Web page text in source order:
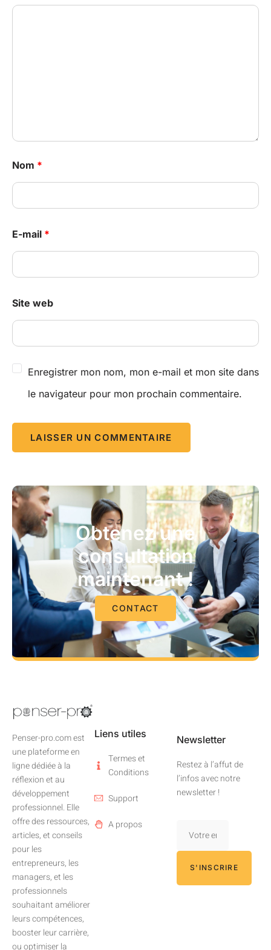
Nom *
E-mail *
Site web
Enregistrer mon nom, mon e-mail et mon site dans
le navigateur pour mon prochain commentaire.
Obtenez une
consultation
maintenant !
CONTACT
Penser-pro.com est
une plateforme en
ligne dédiée à la
réflexion et au
développement
professionnel. Elle
offre des ressources,
articles, et conseils
pour les
entrepreneurs, les
managers, et les
professionnels
souhaitant améliorer
leurs compétences,
booster leur carrière,
ou optimiser la
Liens utiles
Termes et
Conditions
Support
A propos
Newsletter
Restez à l’affut de
l’infos avec notre
newsletter !
S'INSCRIRE